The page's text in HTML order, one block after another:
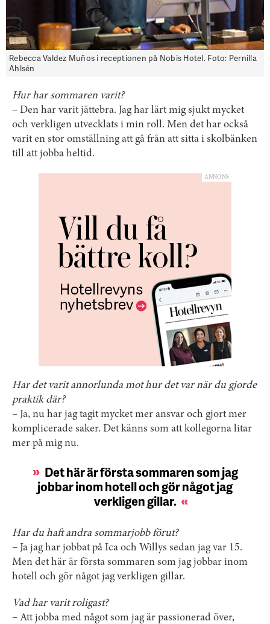
Rebecca Valdez Muños i receptionen på Nobis Hotel. Foto: Pernilla
Ahlsén
Hur har sommaren varit?
– Den har varit jättebra. Jag har lärt mig sjukt mycket
och verkligen utvecklats i min roll. Men det har också
varit en stor omställning att gå från att sitta i skolbänken
till att jobba heltid.
ANNONS
Har det varit annorlunda mot hur det var när du gjorde
praktik där?
– Ja, nu har jag tagit mycket mer ansvar och gjort mer
komplicerade saker. Det känns som att kollegorna litar
mer på mig nu.
Det här är första sommaren som jag
jobbar inom hotell och gör något jag
verkligen gillar.
Har du haft andra sommarjobb förut?
– Ja jag har jobbat på Ica och Willys sedan jag var 15.
Men det här är första sommaren som jag jobbar inom
hotell och gör något jag verkligen gillar.
Vad har varit roligast?
– Att jobba med något som jag är passionerad över,